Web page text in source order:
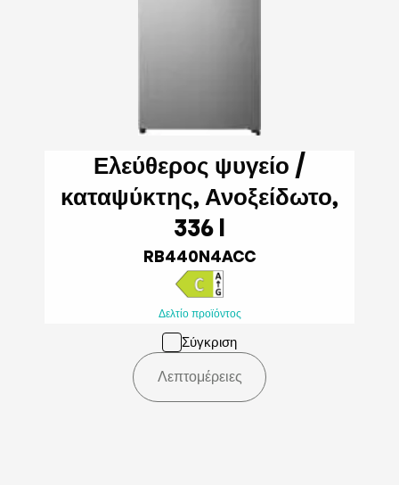
Ελεύθερος ψυγείο /
καταψύκτης, Ανοξείδωτο,
336 l
RB440N4ACC
Δελτίο προϊόντος
Σύγκριση
Λεπτομέρειες